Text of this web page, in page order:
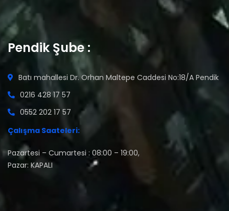
Pendik Şube :
Batı mahallesi Dr. Orhan Maltepe Caddesi No:18/A Pendik
0216 428 17 57
0552 202 17 57
Çalışma Saateleri:
Pazartesi – Cumartesi : 08:00 – 19:00,
Pazar: KAPALI